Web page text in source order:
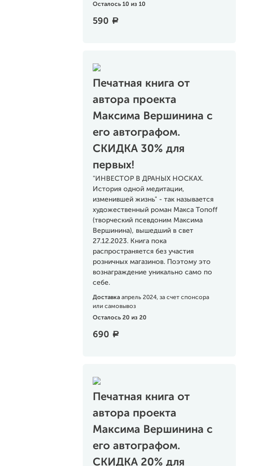
Осталось 10 из 10
590 a
Печатная книга от
автора проекта
Максима Вершинина с
его автографом.
СКИДКА 30% для
первых!
"ИНВЕСТОР В ДРАНЫХ НОСКАХ.
История одной медитации,
изменившей жизнь" - так называется
художественный роман Макса Топоff
(творческий псевдоним Максима
Вершинина), вышедший в свет
27.12.2023. Книга пока
распространяется без участия
розничных магазинов. Поэтому это
вознаграждение уникально само по
себе.
Доставка апрель 2024, за счет спонсора
или самовывоз
Осталось 20 из 20
690 a
Печатная книга от
автора проекта
Максима Вершинина с
его автографом.
СКИДКА 20% для